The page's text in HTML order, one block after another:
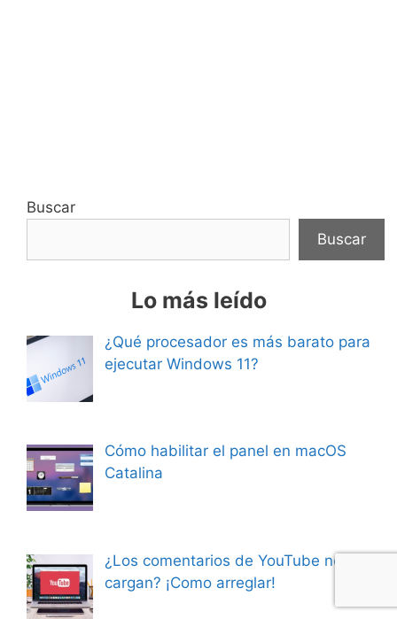
Buscar
Buscar
Lo más leído
¿Qué procesador es más barato para
ejecutar Windows 11?
Cómo habilitar el panel en macOS
Catalina
¿Los comentarios de YouTube no se
cargan? ¡Como arreglar!